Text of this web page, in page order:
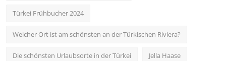
Türkei Frühbucher 2024
Welcher Ort ist am schönsten an der Türkischen Riviera?
Die schönsten Urlaubsorte in der Türkei Jella Haase